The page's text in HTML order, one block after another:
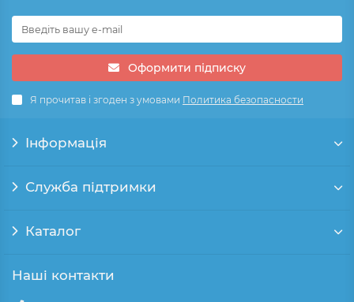
Оформити підписку
Я прочитав і згоден з умовами Политика безопасности
Інформація
Служба підтримки
Каталог
Наші контакти